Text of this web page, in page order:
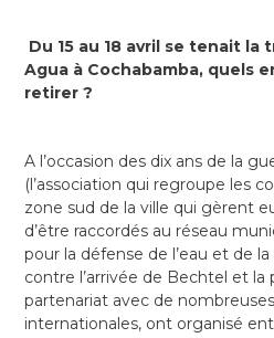
Du 15 au 18 avril se tenait la
Agua à Cochabamba, quels
retirer ?
A l’occasion des dix ans de la
(l’association qui regroupe les
zone sud de la ville qui gèrent
d’être raccordés au réseau
pour la défense de l’eau et de
contre l’arrivée de Bechtel et la
partenariat avec de
internationales, ont organisé